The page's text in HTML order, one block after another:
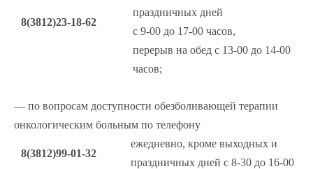
8(3812)23-18-62
праздничных дней
с 9-00 до 17-00 часов,
перерыв на обед с 13-00 до 14-00
часов;
— по вопросам доступности обезболивающей терапии
онкологическим больным по телефону
8(3812)99-01-32
ежедневно, кроме выходных и
праздничных дней с 8-30 до 16-00